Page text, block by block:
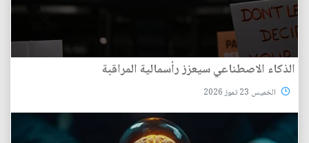
الذكاء الاصطناعي سيعزز رأسمالية المراقبة
الخميس 23 تموز 2026